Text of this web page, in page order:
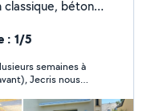
béton
terrasse,
dans les règles de
le métier.
: 1/5
semaines à
Jecris nous
pour